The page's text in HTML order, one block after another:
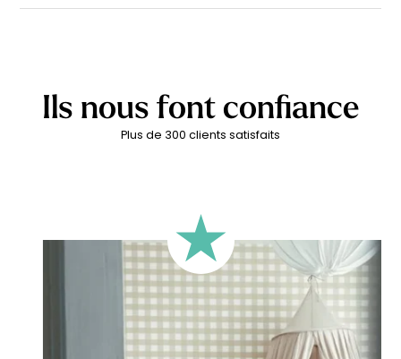
Ils nous font confiance
Plus de 300 clients satisfaits